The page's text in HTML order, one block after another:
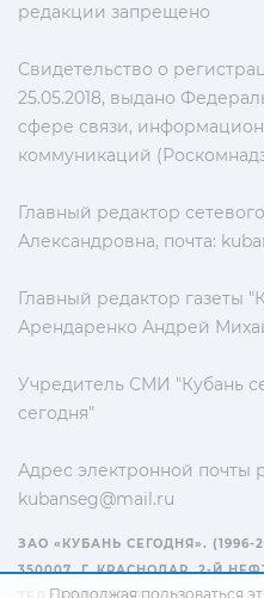
редакции запрещено
Свидетельство о
25.05.2018, выдано
сфере связи,
коммуникаций
Главный редактор
Александровна, почта:
Главный редактор газеты
Арендаренко Андрей
Учредитель СМИ "Кубань
сегодня"
Адрес электронной почты
kubanseg@mail.ru
ЗАО «КУБАНЬ СЕГОДНЯ». (1996-
350007, Г. КРАСНОДАР, 2-Й
Продолжая пользоваться